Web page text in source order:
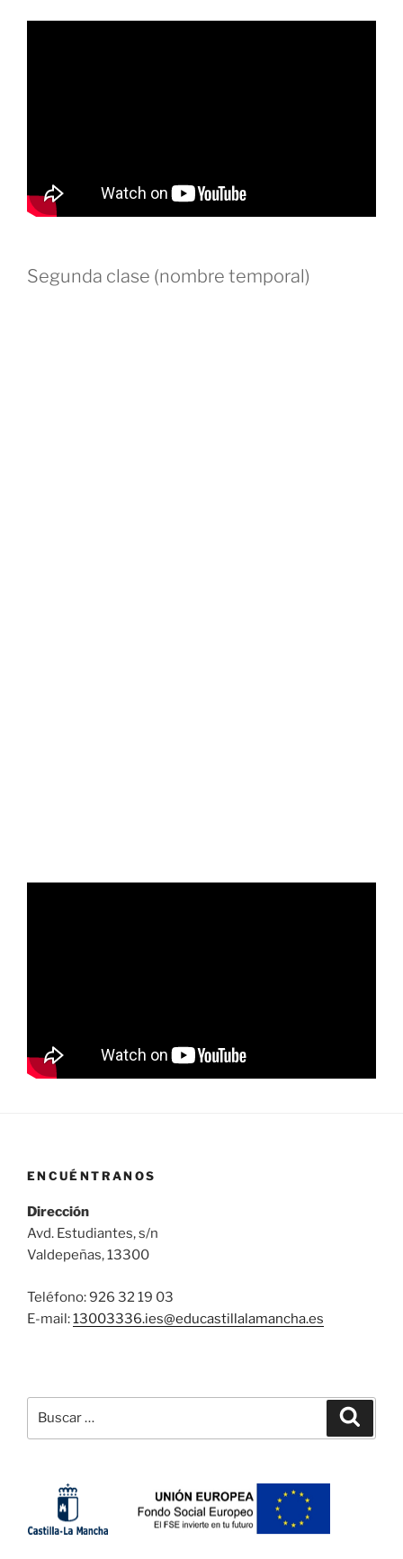
Segunda clase (nombre temporal)
ENCUÉNTRANOS
Dirección
Avd. Estudiantes, s/n
Valdepeñas, 13300
Teléfono: 926 32 19 03
E-mail:13003336.ies@educastillalamancha.es
por: